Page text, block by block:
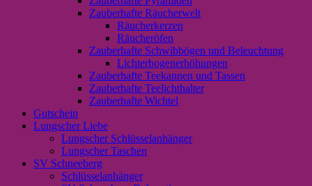
Zauberhafte Räucherwelt
Räucherkerzen
Räucheröfen
Zauberhafte Schwibbögen und Beleuchtung
Lichterbogenerhöhungen
Zauberhafte Teekannen und Tassen
Zauberhafte Teelichthalter
Zauberhafte Wichtel
Gutschein
Lungscher Liebe
Lungscher Schlüsselanhänger
Lungscher Taschen
SV Schneeberg
Schlüsselanhänger